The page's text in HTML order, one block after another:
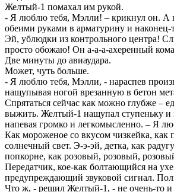
Желтый-1 помахал им рукой.
- Я люблю тебя, Мэлли! – крикнул он. А
обеими руками в арматурину и
Эй, ублюдки из контрольного центра!
просто обожаю! Он а-а-а-ахеренный
Две минуты до авиаудара.
Может, чуть больше.
- Я люблю тебя, Мэлли, - нараспев
нащупывая ногой врезанную в бетон
Спрятаться сейчас как можно глубже –
выжить. Желтый-1 нащупал ступеньку и
напевая громко и легкомысленно. – Я
Как мороженое со вкусом чизкейка, как
солнечный свет. Э-э-эй, детка, как
попкорне, как розовый, розовый,
Передатчик, кое-как болтающийся на
предупреждающий звуковой сигнал.
Что ж, - решил Желтый-1, - не очень-то и